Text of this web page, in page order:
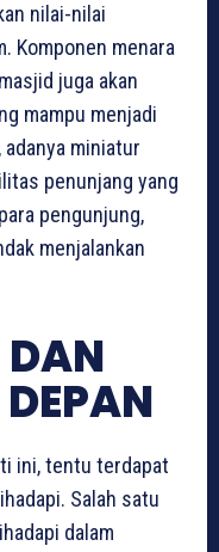
nilai-nilai
Komponen menara
juga akan
mampu menjadi
miniatur
penunjang yang
pengunjung,
menjalankan
ini, tentu terdapat
Salah satu
dalam